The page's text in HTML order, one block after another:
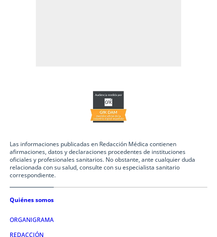
Las informaciones publicadas en Redacción Médica contienen
afirmaciones, datos y declaraciones procedentes de instituciones
oficiales y profesionales sanitarios. No obstante, ante cualquier duda
relacionada con su salud, consulte con su especialista sanitario
correspondiente.
Quiénes somos
ORGANIGRAMA
REDACCIÓN